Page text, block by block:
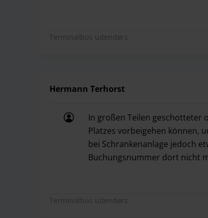
Terminalbus udendørs
Hermann Terhorst
In großen Teilen geschotteter
Platzes vorbeigehen können,
bei Schrankenanlage jedoch
Buchungsnummer dort nicht
Terminalbus udendørs